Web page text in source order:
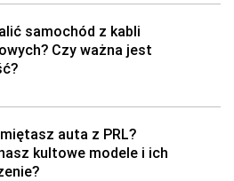
samochód z kabli
Czy ważna jest
auta z PRL?
kultowe modele i ich